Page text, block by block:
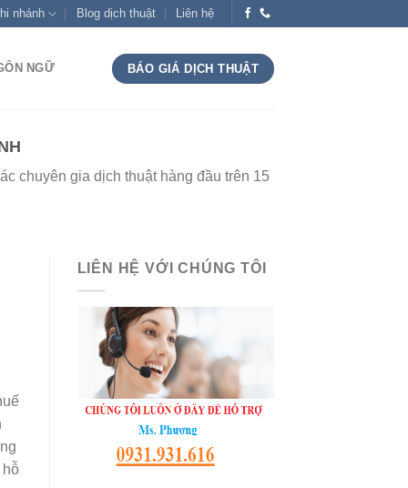
nhánh Blog dịch thuật Liên hệ
NGỮ BÁO GIÁ DỊCH THUẬT
chuyên gia dịch thuật hàng đầu trên 15
hỗ
LIÊN HỆ VỚI CHÚNG TÔI